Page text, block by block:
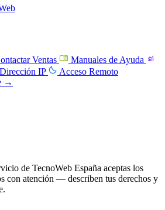
Ventas  Manuales de Ayuda 
IP  Acceso Remoto
→
de TecnoWeb España aceptas los
con atención — describen tus derechos y